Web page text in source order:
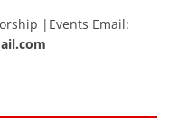
|Events Email: